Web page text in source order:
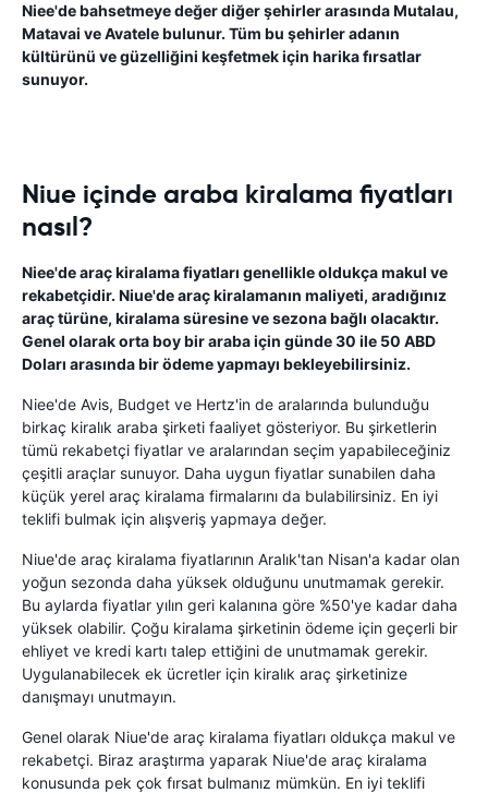
Niee'de bahsetmeye değer diğer şehirler arasında Mutalau,
Matavai ve Avatele bulunur. Tüm bu şehirler adanın
kültürünü ve güzelliğini keşfetmek için harika fırsatlar
sunuyor.
Niue içinde araba kiralama fiyatları
nasıl?
Niee'de araç kiralama fiyatları genellikle oldukça makul ve
rekabetçidir. Niue'de araç kiralamanın maliyeti, aradığınız
araç türüne, kiralama süresine ve sezona bağlı olacaktır.
Genel olarak orta boy bir araba için günde 30 ile 50 ABD
Doları arasında bir ödeme yapmayı bekleyebilirsiniz.
Niee'de Avis, Budget ve Hertz'in de aralarında bulunduğu
birkaç kiralık araba şirketi faaliyet gösteriyor. Bu şirketlerin
tümü rekabetçi fiyatlar ve aralarından seçim yapabileceğiniz
çeşitli araçlar sunuyor. Daha uygun fiyatlar sunabilen daha
küçük yerel araç kiralama firmalarını da bulabilirsiniz. En iyi
teklifi bulmak için alışveriş yapmaya değer.
Niue'de araç kiralama fiyatlarının Aralık'tan Nisan'a kadar olan
yoğun sezonda daha yüksek olduğunu unutmamak gerekir.
Bu aylarda fiyatlar yılın geri kalanına göre %50'ye kadar daha
yüksek olabilir. Çoğu kiralama şirketinin ödeme için geçerli bir
ehliyet ve kredi kartı talep ettiğini de unutmamak gerekir.
Uygulanabilecek ek ücretler için kiralık araç şirketinize
danışmayı unutmayın.
Genel olarak Niue'de araç kiralama fiyatları oldukça makul ve
rekabetçi. Biraz araştırma yaparak Niue'de araç kiralama
konusunda pek çok fırsat bulmanız mümkün. En iyi teklifi